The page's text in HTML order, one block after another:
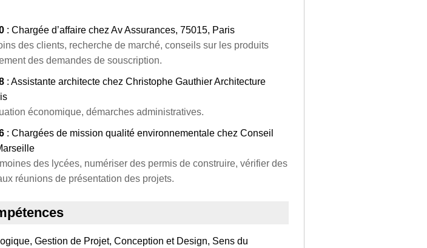
: Chargée d’affaire chez Av Assurances, 75015, Paris
des clients, recherche de marché, conseils sur les produits
des demandes de souscription.
: Assistante architecte chez Christophe Gauthier Architecture
économique, démarches administratives.
: Chargées de mission qualité environnementale chez Conseil
des lycées, numériser des permis de construire, vérifier des
réunions de présentation des projets.
Gestion de Projet, Conception et Design, Sens du